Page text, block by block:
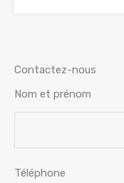
Contactez-nous
Nom et prénom
Téléphone